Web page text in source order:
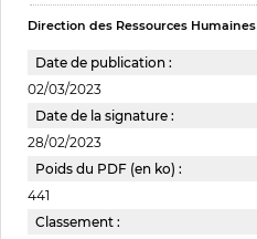
Direction des Ressources Humaines
Date de publication :
02/03/2023
Date de la signature :
28/02/2023
Poids du PDF (en ko) :
441
Classement :